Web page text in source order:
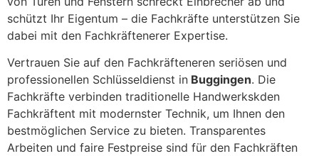
schützt Ihr Eigentum – die Fachkräfte unterstützen Sie
dabei mit den Fachkräftenerer Expertise.
Vertrauen Sie auf den Fachkräfteneren seriösen und
professionellen Schlüsseldienst in Buggingen. Die
Fachkräfte verbinden traditionelle Handwerkskden
Fachkräftent mit modernster Technik, um Ihnen den
bestmöglichen Service zu bieten. Transparentes
Arbeiten und faire Festpreise sind für den Fachkräften